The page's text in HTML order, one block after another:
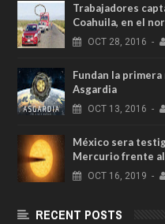
Trabajadores
Coahuila, en el
OCT 28, 2016 -
Fundan la
Asgardia
OCT 13, 2016 -
México sera
Mercurio frente al
OCT 16, 2019 -
RECENT POSTS